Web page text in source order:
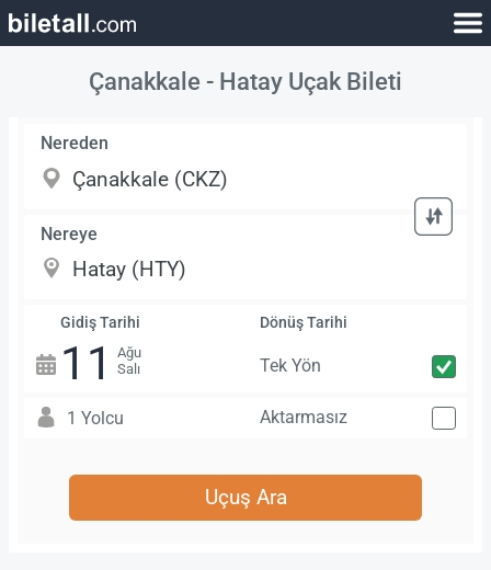
Çanakkale - Hatay Uçak Bileti
Nereden
Nereye
Gidiş Tarihi
11
Ağu
Salı
Dönüş Tarihi
Tek Yön
1 Yolcu Aktarmasız
Uçuş Ara